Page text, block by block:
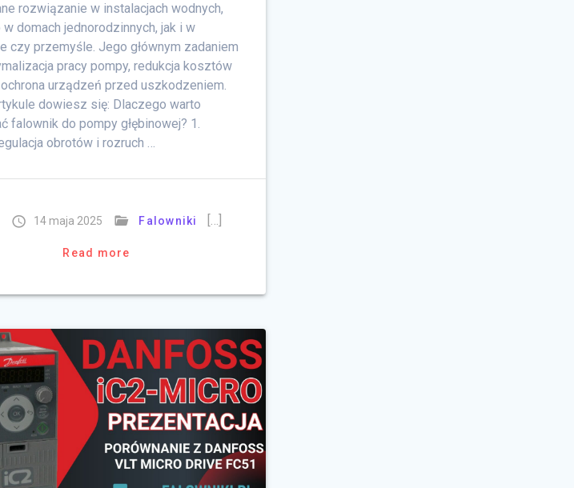
rozwiązanie w instalacjach wodnych,
w domach jednorodzinnych, jak i w
czy przemyśle. Jego głównym zadaniem
pracy pompy, redukcja kosztów
urządzeń przed uszkodzeniem.
dowiesz się: Dlaczego warto
falownik do pompy głębinowej? 1.
obrotów i rozruch …
14 maja 2025 Falowniki
Read more